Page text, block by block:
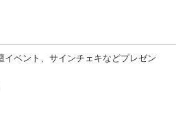
イベント、サインチェキなどプレゼン